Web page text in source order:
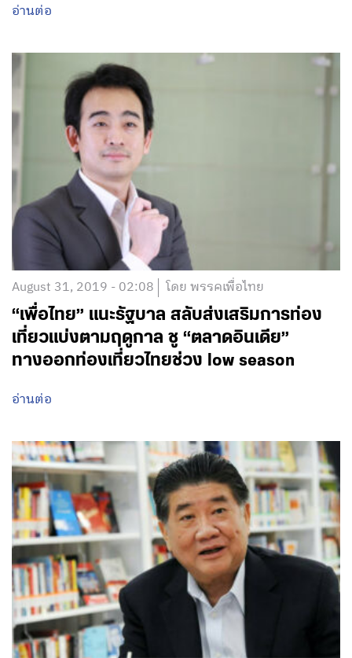
อ่านต่อ
August 31, 2019 - 02:08 โดย พรรคเพื่อไทย
“เพื่อไทย” แนะรัฐบาล สลับส่งเสริมการท่อง
เที่ยวแบ่งตามฤดูกาล ชู “ตลาดอินเดีย”
ทางออกท่องเที่ยวไทยช่วง low season
อ่านต่อ